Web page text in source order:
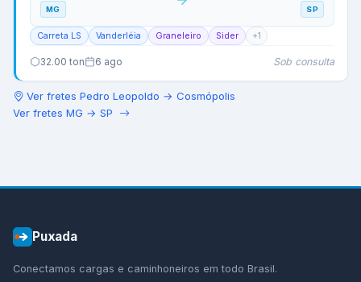
MG SP
Carreta LS Vanderléia Graneleiro Sider +1
32.00 ton 6 ago Sob consulta
Ver fretes Pedro Leopoldo → Cosmópolis
Ver fretes MG → SP
Puxada
Conectamos cargas e caminhoneiros em todo Brasil.